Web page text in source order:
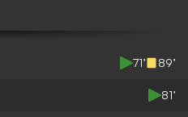
71’ 89’
81’